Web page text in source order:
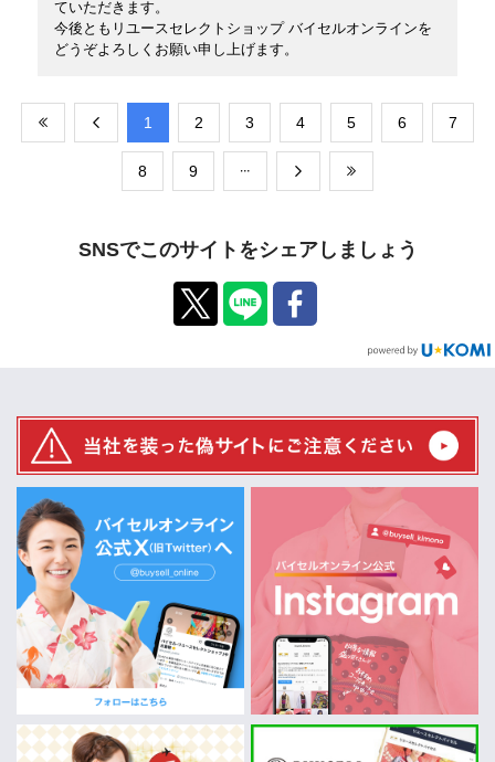
ていただきます。
今後ともリユースセレクトショップ バイセルオンラインを
どうぞよろしくお願い申し上げます。
​1 ​2 ​3 ​4 ​5 ​6 ​7
​8 ​9
SNSでこのサイトをシェアしましょう